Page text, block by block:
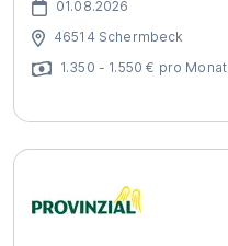
01.08.2026
46514 Schermbeck
1.350 - 1.550 € pro Monat